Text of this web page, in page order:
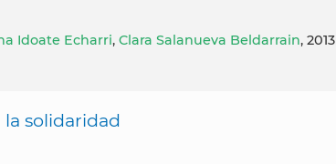
Idoate Echarri, Clara Salanueva Beldarrain, 2013
solidaridad